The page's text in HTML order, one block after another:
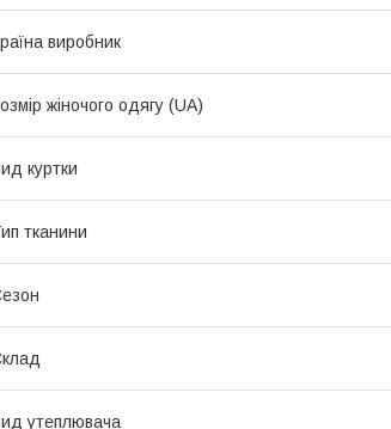
виробник
жіночого одягу (UA)
куртки
тканини
утеплювача